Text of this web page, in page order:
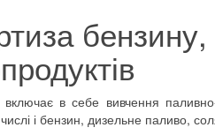
в себе вивчення
і бензин, дизельне паливо,